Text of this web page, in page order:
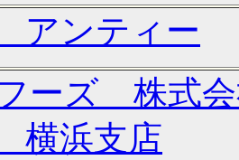
アンティー
ーズ 株式
横浜支店